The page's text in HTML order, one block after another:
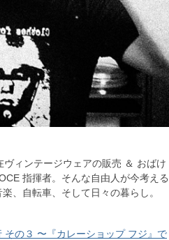
ィンテージウェアの販売 ＆ おばけ
指揮者。そんな自由人が今考える
、自転車、そして日々の暮らし。
その３ 〜『カレーショップ フジ』で